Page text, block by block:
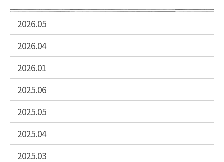
2026.05
2026.04
2026.01
2025.06
2025.05
2025.04
2025.03